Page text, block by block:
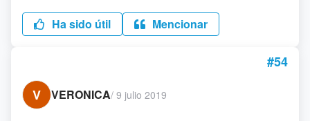
Ha sido útil Mencionar
#54
V
VERONICA/ 9 julio 2019